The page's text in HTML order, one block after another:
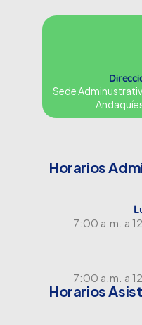
Sede
Horarios
7:00 a.m. a
7:00 a.m. a
Horarios